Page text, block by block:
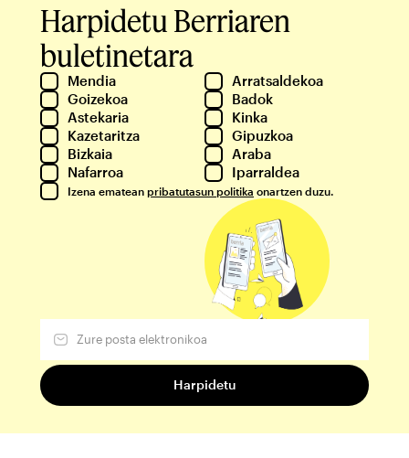
Harpidetu Berriaren
buletinetara
Mendia
Arratsaldekoa
Goizekoa
Badok
Astekaria
Kinka
Kazetaritza
Gipuzkoa
Bizkaia
Araba
Nafarroa
Iparraldea
Izena ematean pribatutasun politika onartzen duzu.